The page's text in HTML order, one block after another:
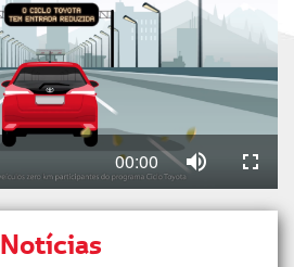
00:00
Notícias